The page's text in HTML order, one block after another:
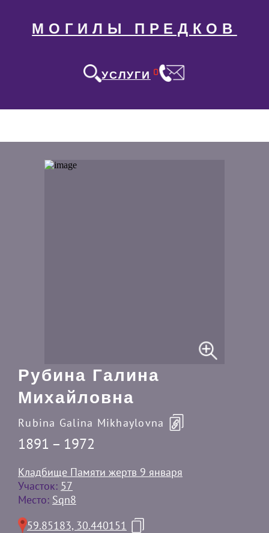
МОГИЛЫ ПРЕДКОВ
УСЛУГИ 0
Рубина Галина
Михайловна
Rubina Galina Mikhaylovna
1891 – 1972
Кладбище Памяти жертв 9 января
Участок: 57
Место: Sqn8
59.85183, 30.440151